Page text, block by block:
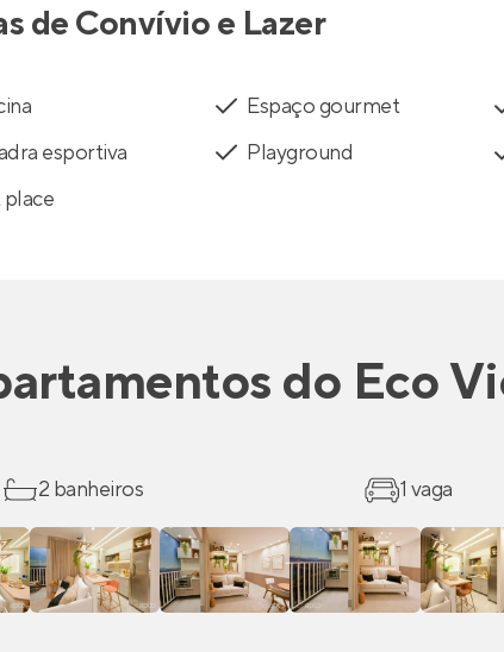
de Convívio e Lazer
Espaço gourmet
esportiva
Playground
place
do Eco
2 banheiros 1 vaga